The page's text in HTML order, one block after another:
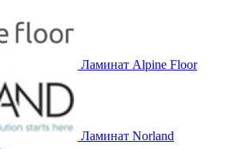
Ламинат Alpine Floor
Ламинат Norland